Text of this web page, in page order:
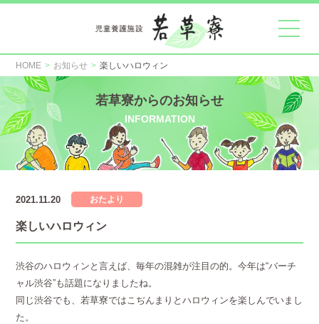
HOME お知らせ 楽しいハロウィン
若草寮からのお知らせ
INFORMATION
2021.11.20 おたより
楽しいハロウィン
渋谷のハロウィンと言えば、毎年の混雑が注目の的。今年は“バーチ
ャル渋谷”も話題になりましたね。
同じ渋谷でも、若草寮ではこぢんまりとハロウィンを楽しんでいまし
た。